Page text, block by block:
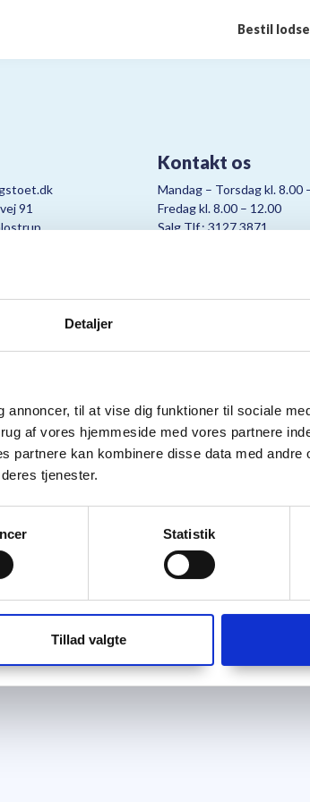
Detaljer
til at vise dig funktioner til sociale
af vores hjemmeside med vores partnere
partnere kan kombinere disse data med andre
tjenester.
Statistik
Tillad valgte
Bestil
91
Kontakt os
Mandag – Torsdag kl. 8.00
Fredag kl. 8.00 – 12.00
Salg Tlf.: 3127 3871